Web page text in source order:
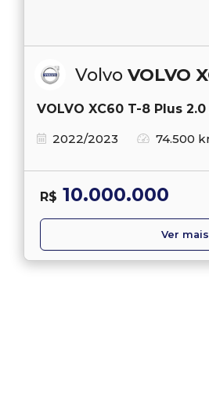
Volvo VOLVO
VOLVO XC60 T-8 Plus
2022/2023
74.500
R$ 10.000.000
Ver mais